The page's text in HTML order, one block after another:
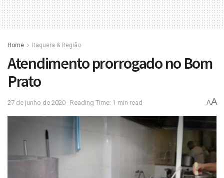
Home Itaquera & Região
Atendimento prorrogado no Bom
Prato
27 de junho de 2020 Reading Time: 1 min read AA